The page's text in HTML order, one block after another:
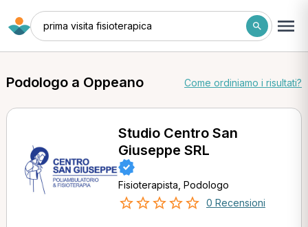
prima visita fisioterapica
Podologo a Oppeano Come ordiniamo i risultati?
Studio Centro San
Giuseppe SRL
Fisioterapista, Podologo
0 Recensioni